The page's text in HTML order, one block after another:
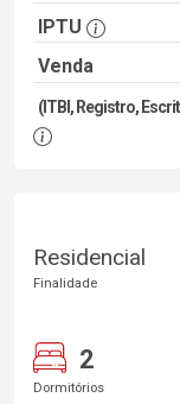
IPTU
Venda
(ITBI, Registro,
Residencial
Finalidade
2
Dormitórios